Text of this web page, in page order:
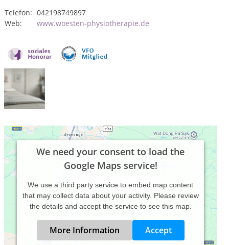
Telefon: 042198749897
Web:
www.woesten-physiotherapie.de
We need your consent to load the
Google Maps service!
We use a third party service to embed map content
that may collect data about your activity. Please review
the details and accept the service to see this map.
More Information Accept